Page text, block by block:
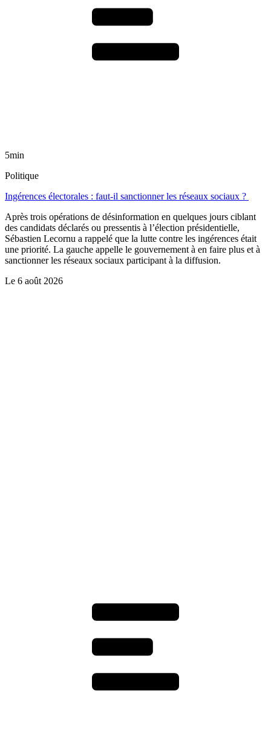
5min
Politique
Ingérences électorales : faut-il sanctionner les réseaux sociaux ?
Après trois opérations de désinformation en quelques jours ciblant
des candidats déclarés ou pressentis à l’élection présidentielle,
Sébastien Lecornu a rappelé que la lutte contre les ingérences était
une priorité. La gauche appelle le gouvernement à en faire plus et à
sanctionner les réseaux sociaux participant à la diffusion.
Le 6 août 2026